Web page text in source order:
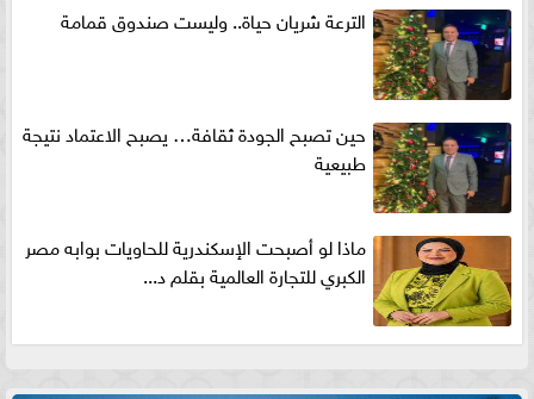
الترعة شريان حياة.. وليست صندوق قمامة
حين تصبح الجودة ثقافة… يصبح الاعتماد نتيجة
طبيعية
ماذا لو أصبحت الإسكندرية للحاويات بوابه مصر
الكبري للتجارة العالمية بقلم د...